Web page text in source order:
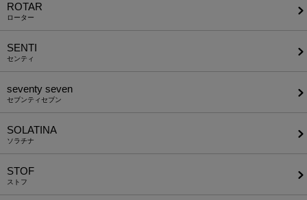
ROTAR
ローター
SENTI
センティ
seventy seven
セブンティセブン
SOLATINA
ソラチナ
STOF
ストフ